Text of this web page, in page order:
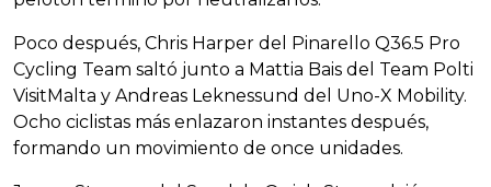
Poco después, Chris Harper del Pinarello Q36.5 Pro
Cycling Team saltó junto a Mattia Bais del Team Polti
VisitMalta y Andreas Leknessund del Uno-X Mobility.
Ocho ciclistas más enlazaron instantes después,
formando un movimiento de once unidades.